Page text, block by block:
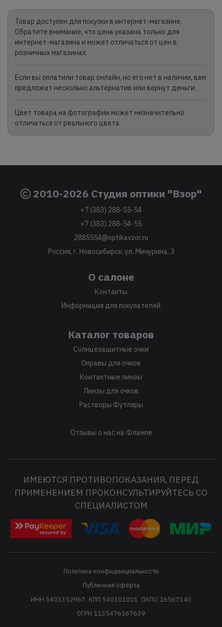
Товар доступен для покупки в интернет-магазине.
Обратите внимание, что цена указана только для
интернет-магазина и может отличаться от цен в
розничных магазинах.
Если вы оплатили товар онлайн, но его нет в наличии, вам
предложат несколько альтернатив или вернут деньги.
Цвет товара на фотографии может незначительно
отличаться от реального цвета.
2010-2026 Студия оптики "Взор"
+7 (383) 288-55-54
+7 (383) 288-54-55
2885554@optikavzor.ru
Россия, г. Новосибирск, ул. Мичурина, 3
О салоне
Контакты
Информация для покупателей
Каталог товаров
Солнцезащитные очки
Оправы для очков
Контактные линзы
Линзы для очков
Растворы Футляры
Отзывы о нас на Флампе
ИМЕЮТСЯ ПРОТИВОПОКАЗАНИЯ, ПЕРЕД
ПРИМЕНЕНИЕМ ПРОКОНСУЛЬТИРУЙТЕСЬ СО
СПЕЦИАЛИСТОМ
Политика конфиденциальности
Публичная оферта
ИНН 5403352967 КПП 540301001
ОКПО 16567140
ОГРН 1135476167639